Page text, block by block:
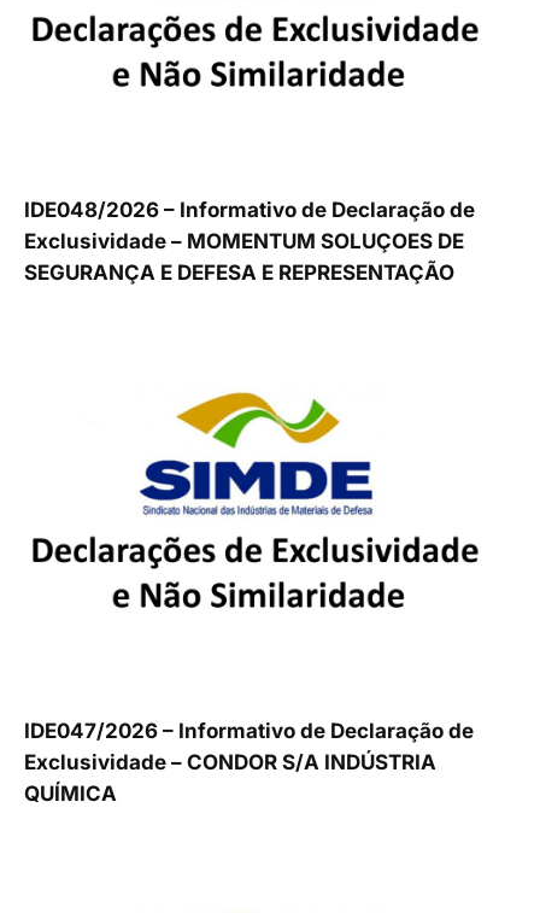
IDE048/2026 – Informativo de Declaração de
Exclusividade – MOMENTUM SOLUÇOES DE
SEGURANÇA E DEFESA E REPRESENTAÇÃO
IDE047/2026 – Informativo de Declaração de
Exclusividade – CONDOR S/A INDÚSTRIA
QUÍMICA